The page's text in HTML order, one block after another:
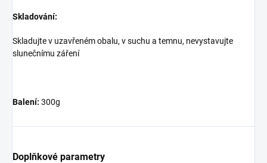
Skladování:
Skladujte v uzavřeném obalu, v suchu a temnu, nevystavujte
slunečnímu záření
Balení: 300g
Doplňkové parametry